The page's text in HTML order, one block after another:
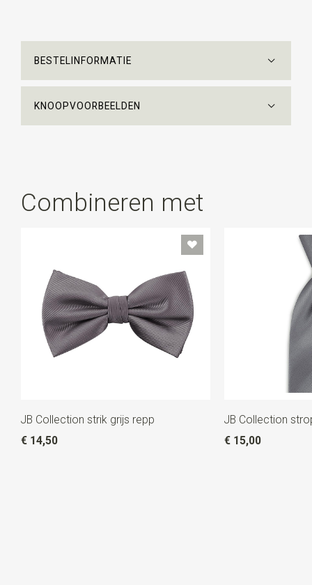
BESTELINFORMATIE
KNOOPVOORBEELDEN
Combineren met
JB Collection strik grijs repp
€ 14,50
JB Collection
€ 15,00